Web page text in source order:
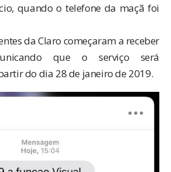
quando o telefone da maçã foi
da Claro começaram a receber
que o serviço será
do dia 28 de janeiro de 2019.